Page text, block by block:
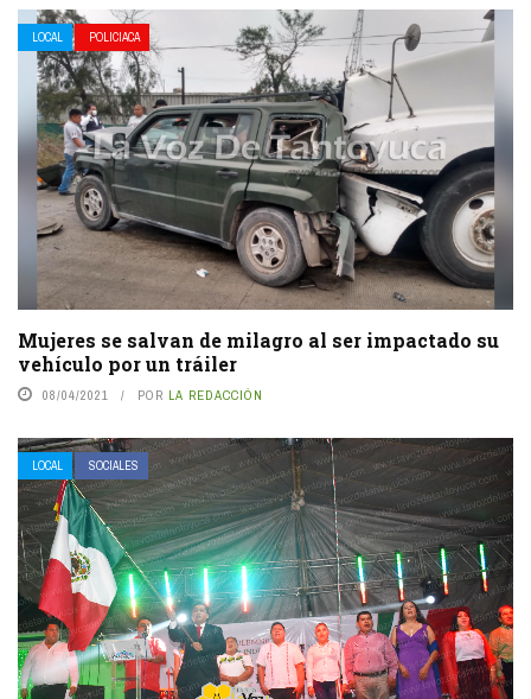
LOCAL POLICIACA
Mujeres se salvan de milagro al ser impactado su
vehículo por un tráiler
08/04/2021 POR LA REDACCIÓN
LOCAL SOCIALES